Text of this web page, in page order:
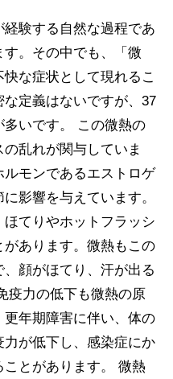
験する自然な過程であ
。その中でも、「微
な症状として現れるこ
定義はないですが、37
いです。 この微熱の
乱れが関与していま
モンであるエストロゲ
影響を与えています。
てりやホットフラッシ
あります。微熱もこの
顔がほてり、汗が出る
疫力の低下も微熱の原
年期障害に伴い、体の
が低下し、感染症にか
とがあります。 微熱